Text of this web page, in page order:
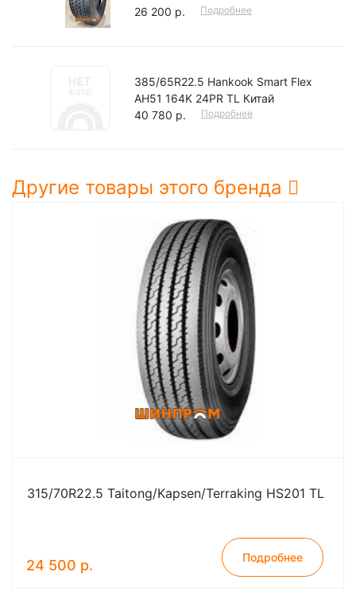
26 200 р.
Подробнее
385/65R22.5 Hankook Smart Flex
AH51 164K 24PR TL Китай
40 780 р.
Подробнее
Другие товары этого бренда
315/70R22.5 Taitong/Kapsen/Terraking HS201 TL
24 500 р. Подробнее